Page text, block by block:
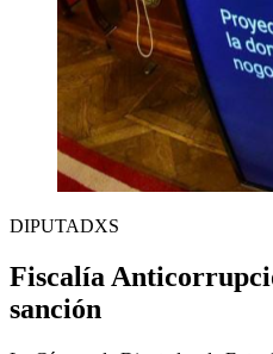
DIPUTADXS
Fiscalía
sanción